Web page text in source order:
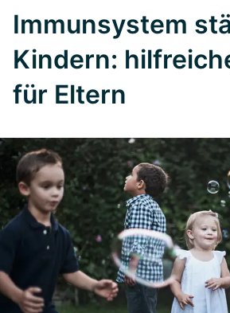
Immunsystem
Kindern:
für Eltern